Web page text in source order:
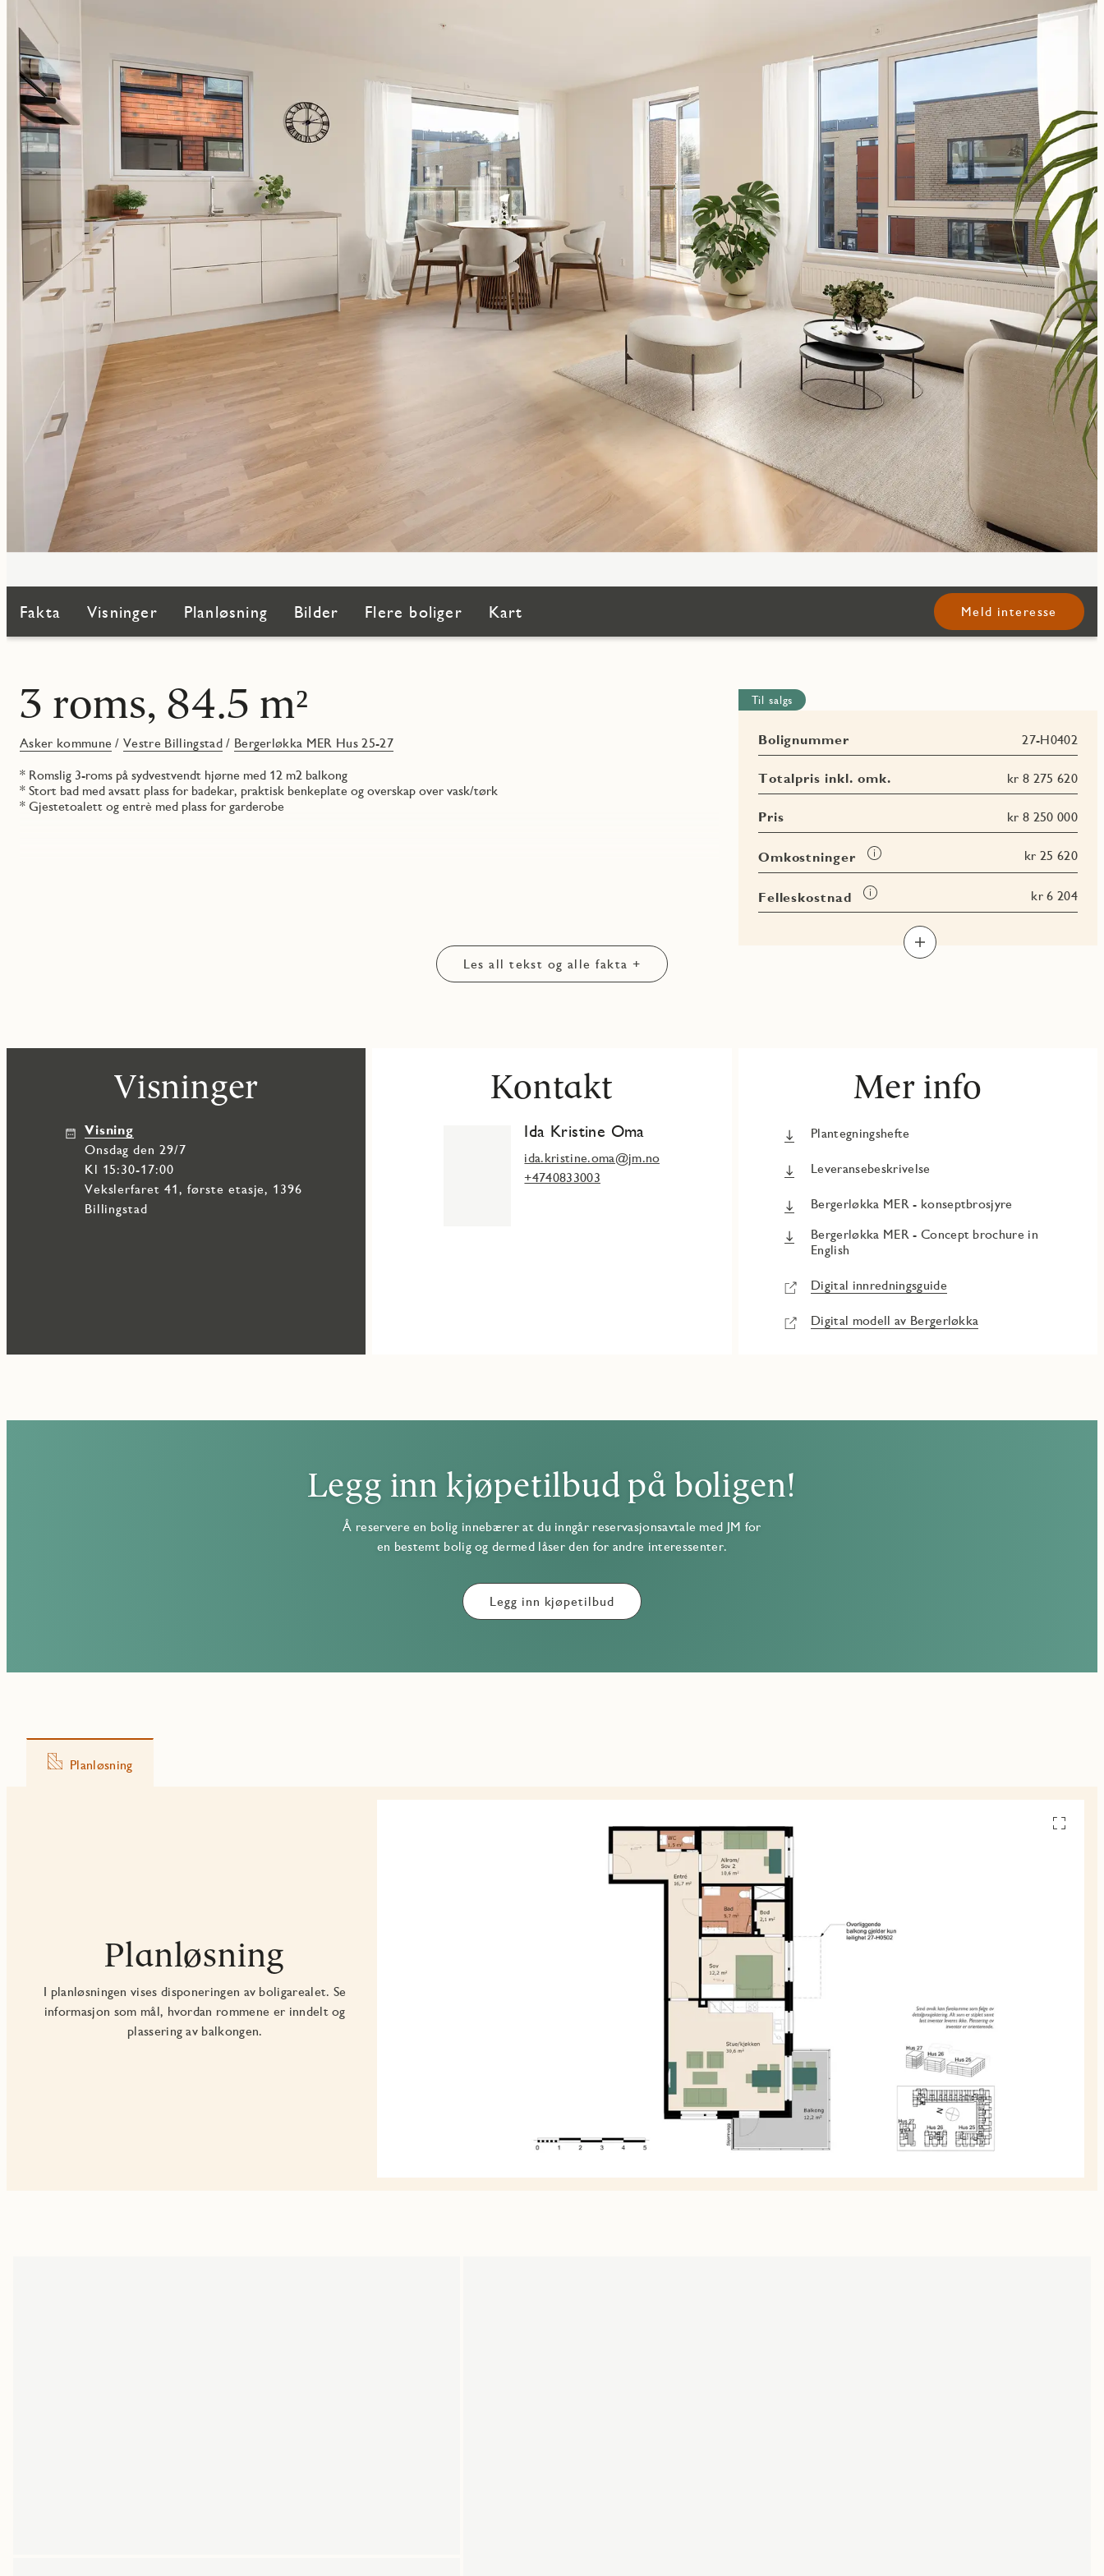
Fakta Visninger Planløsning Bilder Flere boliger Kart Meld interesse
3 roms, 84.5 m²
Asker kommune /Vestre Billingstad/ Bergerløkka MER Hus 25-27
* Romslig 3-roms på sydvestvendt hjørne med 12 m2 balkong
* Stort bad med avsatt plass for badekar, praktisk benkeplate og overskap over vask/tørk
* Gjestetoalett og entrè med plass for garderobe
Til salgs
Bolignummer 27-H0402
Totalpris inkl. omk. kr 8 275 620
Pris kr 8 250 000
Omkostninger
Les
mer
om
Omkostninger
kr 25 620
Felleskostnad
Les
mer
Felleskostnad
kr 6 204
Les
Les Les
Les all tekst og alle fakta +
Visninger
Visning
onsdag den 29/7
Kl 15:30-17:00
Vekslerfaret 41, første etasje, 1396
Billingstad
Kontakt
Ida Kristine Oma
ida.kristine.oma@jm.no
+4740833003
Mer info
Plantegningshefte
Leveransebeskrivelse
Bergerløkka MER - konseptbrosjyre
Bergerløkka MER - Concept brochure in
English
Digital innredningsguide
Digital modell av Bergerløkka
Legg inn kjøpetilbud på boligen!
Å reservere en bolig innebærer at du inngår reservasjonsavtale med JM for
en bestemt bolig og dermed låser den for andre interessenter.
Legg inn kjøpetilbud
Planløsning
Planløsning
I planløsningen vises disponeringen av boligarealet. Se
informasjon som mål, hvordan rommene er inndelt og
plassering av balkongen.
Se